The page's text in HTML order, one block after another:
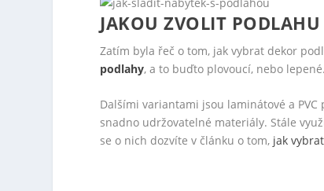
JAKOU ZVOLIT PODLAHU
Zatím byla řeč o tom, jak vybrat dekor
podlahy, a to buďto plovoucí, nebo
Dalšími variantami jsou laminátové a
snadno udržovatelné materiály. Stále
se o nich dozvíte v článku o tom, jak